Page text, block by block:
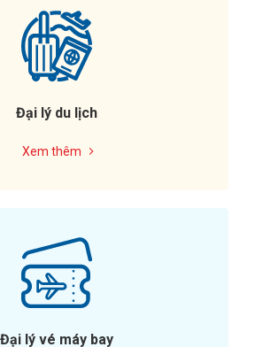
Đại lý du lịch
Xem thêm
Đại lý vé máy bay